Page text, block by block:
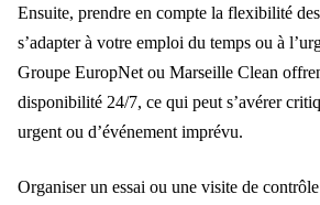
Ensuite, prendre en compte la flexibilité
s’adapter à votre emploi du temps ou à
Groupe EuropNet ou Marseille Clean
disponibilité 24/7, ce qui peut s’avérer
urgent ou d’événement imprévu.
Organiser un essai ou une visite de